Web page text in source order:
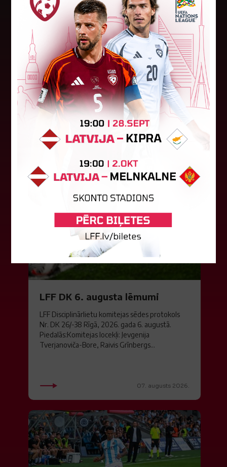
"Riga FC Women" beidz
vēsturisko eirokausu sezonu
Latvijas klubs "Riga FC Women" sestdien UEFA
Čempionu līgas kvalifikācijas otrajā kārtā ar 1:4
piekāpās Lietuvas "Gintra". Ar šo spēli Latvijas
klubam beidzās eirokausu...
LFF DK 6. augusta lēmumi
LFF Disciplinārlietu komitejas sēdes protokols
Nr. DK 26/-38 Rīgā, 2026. gada 6. augustā.
Piedalās:Komitejas locekļi: Jevgenija
Tverjanoviča-Bore, Raivis Grīnbergs...
07. augusts 2026.